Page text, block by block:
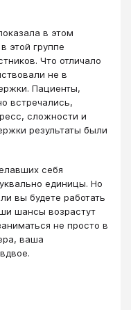
в этом
этой группе
Что отличало
не в
Пациенты,
встречались,
сложности и
результаты были
себя
единицы. Но
вы будете работать
шансы возрастут
не просто в
ваша